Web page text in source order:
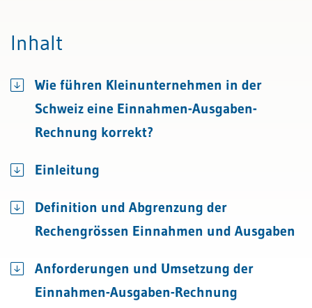
Inhalt
Wie führen Kleinunternehmen in der
Schweiz eine Einnahmen-Ausgaben-
Rechnung korrekt?
Einleitung
Definition und Abgrenzung der
Rechengrössen Einnahmen und Ausgaben
Anforderungen und Umsetzung der
Einnahmen-Ausgaben-Rechnung